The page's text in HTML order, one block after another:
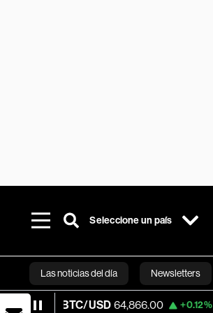
Seleccione un país
Las noticias del día Newsletters
BTC/USD 64,866.00 +0.12% ETH/USD